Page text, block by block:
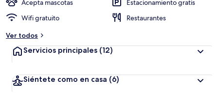
ó
t
a
e
Acepta mascotas
Estacionamiento gratis
Wifi gratuito
Restaurantes
Ver todos
Servicios principales (12)
Siéntete como en casa (6)